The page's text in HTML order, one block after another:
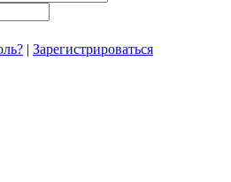
| Зарегистрироваться